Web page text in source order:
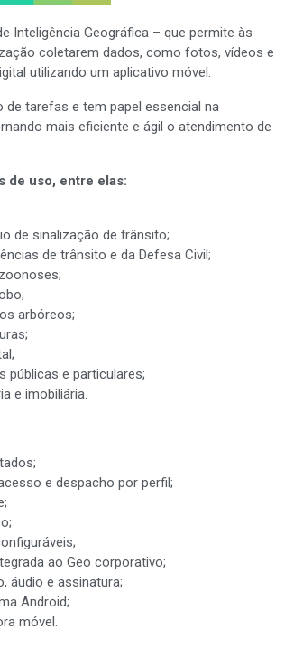
Inteligência Geográfica – que permite às
coletarem dados, como fotos, vídeos e
utilizando um aplicativo móvel.
de tarefas e tem papel essencial na
mais eficiente e ágil o atendimento de
de uso, entre elas:
de sinalização de trânsito;
de trânsito e da Defesa Civil;
arbóreos;
públicas e particulares;
e imobiliária.
e despacho por perfil;
ao Geo corporativo;
áudio e assinatura;
Android;
móvel.